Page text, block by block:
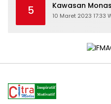
5 Kawasan
10 Maret 2023 17:33